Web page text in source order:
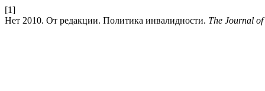
[1]
Нет 2010. От редакции. Политика инвалидности. The Journal